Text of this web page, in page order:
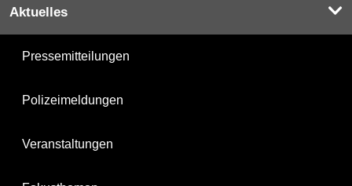
Aktuelles
Pressemitteilungen
Polizeimeldungen
Veranstaltungen